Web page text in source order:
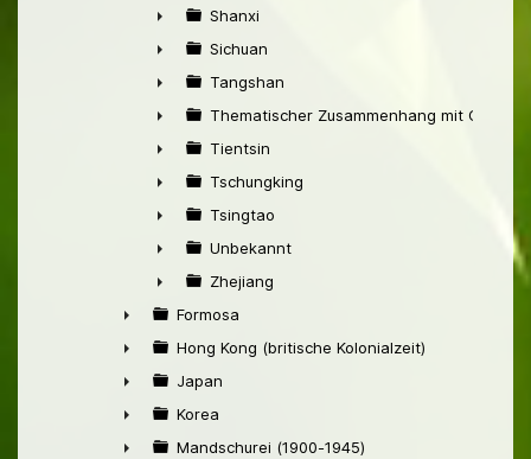
►
►
Shanxi
►
Sichuan
►
Tangshan
►
Thematischer Zusammenhang mit China
►
Tientsin
►
Tschungking
►
Tsingtao
►
Unbekannt
►
Zhejiang
►
Formosa
►
Hong Kong (britische Kolonialzeit)
►
Japan
►
Korea
Mandschurei (1900-1945)